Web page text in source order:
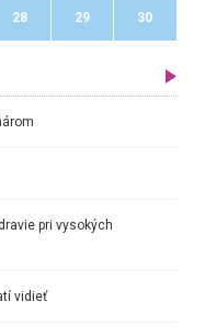
28 29 30
pri vysokých
vidieť